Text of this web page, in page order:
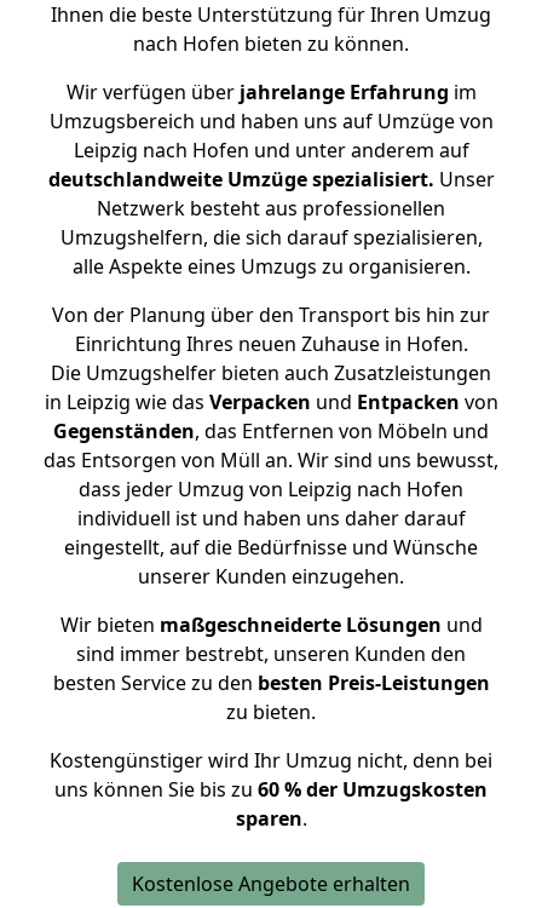
Ihnen die beste Unterstützung für Ihren Umzug
nach Hofen bieten zu können.
Wir verfügen überjahrelange Erfahrung im
Umzugsbereich und haben uns auf Umzüge von
Leipzig nach Hofen und unter anderem auf
deutschlandweite Umzüge spezialisiert. Unser
Netzwerk besteht aus professionellen
Umzugshelfern, die sich darauf spezialisieren,
alle Aspekte eines Umzugs zu organisieren.
Von der Planung über den Transport bis hin zur
Einrichtung Ihres neuen Zuhause in Hofen.
Die Umzugshelfer bieten auch Zusatzleistungen
in Leipzig wie das Verpacken und Entpacken von
Gegenständen, das Entfernen von Möbeln und
das Entsorgen von Müll an. Wir sind uns bewusst,
dass jeder Umzug von Leipzig nach Hofen
individuell ist und haben uns daher darauf
eingestellt, auf die Bedürfnisse und Wünsche
unserer Kunden einzugehen.
Wir bieten maßgeschneiderte Lösungen und
sind immer bestrebt, unseren Kunden den
besten Service zu den besten Preis-Leistungen
zu bieten.
Kostengünstiger wird Ihr Umzug nicht, denn bei
uns können Sie bis zu 60 % der Umzugskosten
sparen.
Kostenlose Angebote erhalten